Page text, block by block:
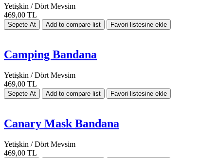
Yetişkin / Dört Mevsim
469,00 TL
Camping Bandana
Yetişkin / Dört Mevsim
469,00 TL
Canary Mask Bandana
Yetişkin / Dört Mevsim
469,00 TL